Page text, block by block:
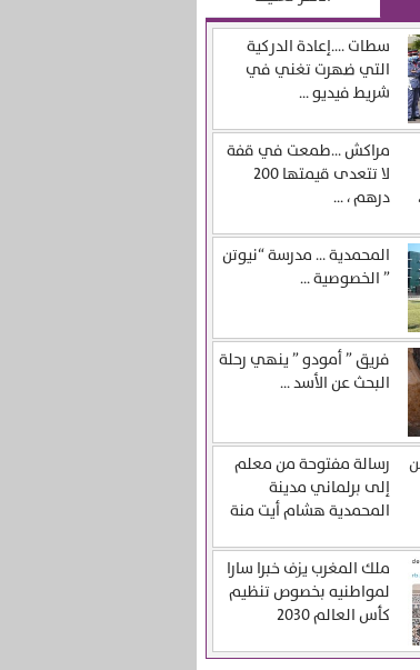
سطات ….إعادة الدركية
التي ضهرت تغني في
شريط فيديو ...
مراكش …طمعت في قفة
لا تتعدى قيمتها 200
درهم ، ...
المحمدية … مدرسة “نيوتن
” الخصوصية ...
فريق ” أمودو ” ينهي رحلة
البحث عن الأسد ...
رسالة مفتوحة من معلم
إلى برلماني مدينة
المحمدية هشام أيت منة
ملك المغرب يزف خبرا سارا
لمواطنيه بخصوص تنظيم
كأس العالم 2030